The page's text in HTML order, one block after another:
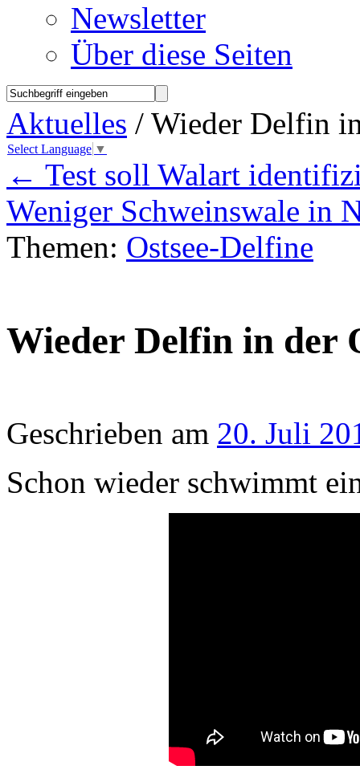
Newsletter
Über diese Seiten
Aktuelles / Wieder Delfin
Select Language ▼
← Test soll Walart
Weniger Schweinswale in
Themen: Ostsee-Delfine
Wieder Delfin in der
Geschrieben am 20. Juli
Schon wieder schwimmt